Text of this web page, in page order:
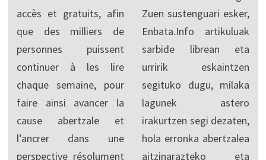
accès et gratuits, afin
que des milliers de
personnes puissent
continuer à les lire
chaque semaine, pour
faire ainsi avancer la
cause abertzale et
l’ancrer dans une
perspective résolument
Zuen sustenguari esker,
Enbata.Info artikuluak
sarbide librean eta
urririk eskaintzen
segituko dugu, milaka
lagunek astero
irakurtzen segi dezaten,
hola erronka abertzalea
aitzinarazteko eta